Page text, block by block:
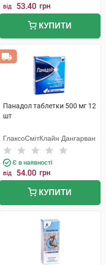
від 53.40 грн
КУПИТИ
Панадол таблетки 500 мг 12
шт
ГлаксоСмітКлайн Дангарван
Є в наявності
від 54.00 грн
КУПИТИ